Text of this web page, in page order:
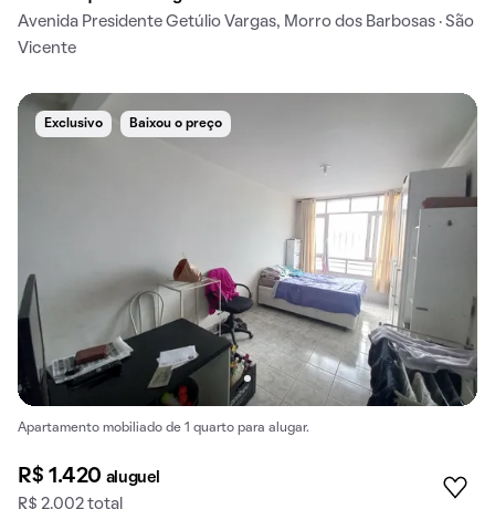
Avenida Presidente Getúlio Vargas, Morro dos Barbosas · São
Vicente
Exclusivo Baixou o preço
Apartamento mobiliado de 1 quarto para alugar.
R$ 1.420 aluguel
R$ 2.002 total